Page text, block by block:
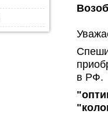
в РФ.